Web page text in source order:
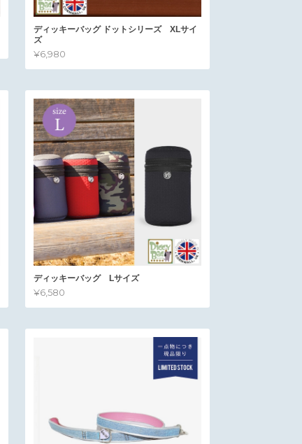
ディッキーバッグ ドットシリーズ XLサイ
ズ
¥6,980
ディッキーバッグ Lサイズ
¥6,580